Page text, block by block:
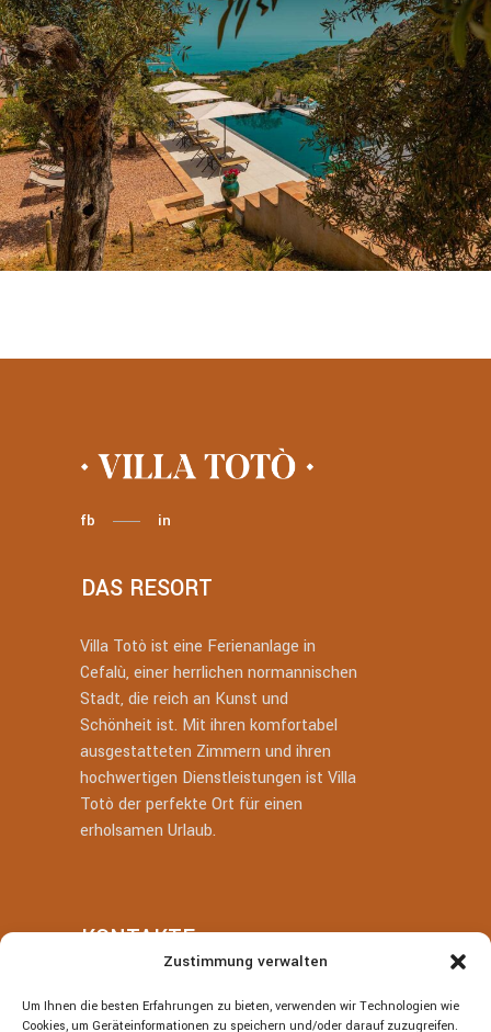
Zustimmung verwalten
Um Ihnen die besten Erfahrungen zu bieten, verwenden wir Technologien wie
Cookies, um Geräteinformationen zu speichern und/oder darauf zuzugreifen.
fb in
DAS RESORT
Villa Totò ist eine Ferienanlage in
Cefalù, einer herrlichen normannischen
Stadt, die reich an Kunst und
Schönheit ist. Mit ihren komfortabel
ausgestatteten Zimmern und ihren
hochwertigen Dienstleistungen ist Villa
Totò der perfekte Ort für einen
erholsamen Urlaub.
KONTAKTE